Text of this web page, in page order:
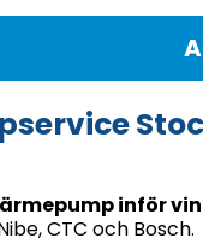
inför
CTC och Bosch.